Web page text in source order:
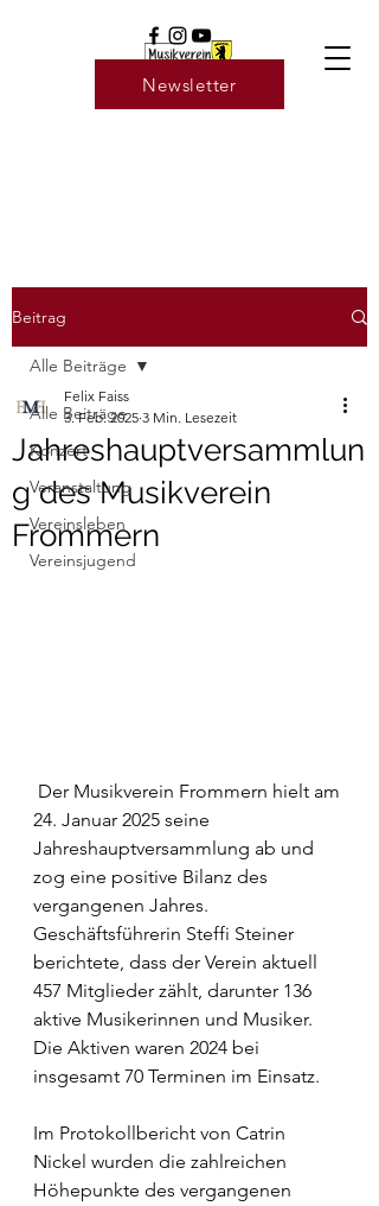
Newsletter
Beitrag
Alle Beiträge
Konzert
Veranstaltung
Vereinsleben
Vereinsjugend
Alle Beiträge
Jahreshauptversammlun
g des Musikverein
Frommern
Felix Faiss
3. Feb. 2025 3 Min. Lesezeit
Der Musikverein Frommern hielt am
24. Januar 2025 seine
Jahreshauptversammlung ab und
zog eine positive Bilanz des
vergangenen Jahres.
Geschäftsführerin Steffi Steiner
berichtete, dass der Verein aktuell
457 Mitglieder zählt, darunter 136
aktive Musikerinnen und Musiker.
Die Aktiven waren 2024 bei
insgesamt 70 Terminen im Einsatz.
Im Protokollbericht von Catrin
Nickel wurden die zahlreichen
Höhepunkte des vergangenen